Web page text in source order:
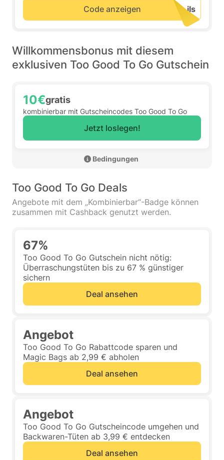
Code anzeigen
Willkommensbonus mit diesem
exklusiven Too Good To Go Gutschein
10€gratis
kombinierbar mit Gutscheincodes Too Good To Go
Jetzt loslegen!
Too Good To Go Deals
Angebote mit dem „Kombinierbar“-Badge können
zusammen mit Cashback genutzt werden.
67%
Too Good To Go Gutschein nicht nötig:
Überraschungstüten bis zu 67 % günstiger
sichern
Deal ansehen
Angebot
Too Good To Go Rabattcode sparen und
Magic Bags ab 2,99 € abholen
Deal ansehen
Angebot
Too Good To Go Gutscheincode umgehen und
Backwaren-Tüten ab 3,99 € entdecken
Deal ansehen